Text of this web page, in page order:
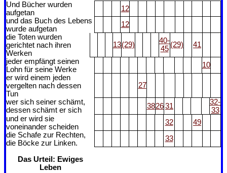
Und Bücher wurden
aufgetan
12
und das Buch des Lebens
wurde aufgetan
12
die Toten wurden
gerichtet nach ihren
Werken
13(29)
40-
45 (29) 41
jeder empfängt seinen
Lohn für seine Werke
10
er wird einem jeden
vergelten nach dessen
Tun
27
wer sich seiner schämt,
dessen schämt er sich
382631
32-
33
und er wird sie
voneinander scheiden
32
49
die Schafe zur Rechten,
die Böcke zur Linken.
33
Das Urteil: Ewiges
Leben